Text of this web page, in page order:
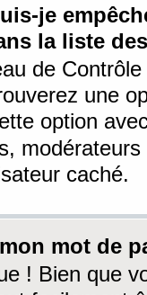
je
la liste
de
une
option
caché.
mot de
! Bien que